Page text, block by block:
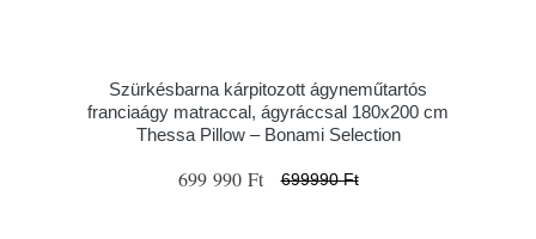
Szürkésbarna kárpitozott ágyneműtartós
franciaágy matraccal, ágyráccsal 180x200 cm
Thessa Pillow – Bonami Selection
699 990 Ft 699990 Ft